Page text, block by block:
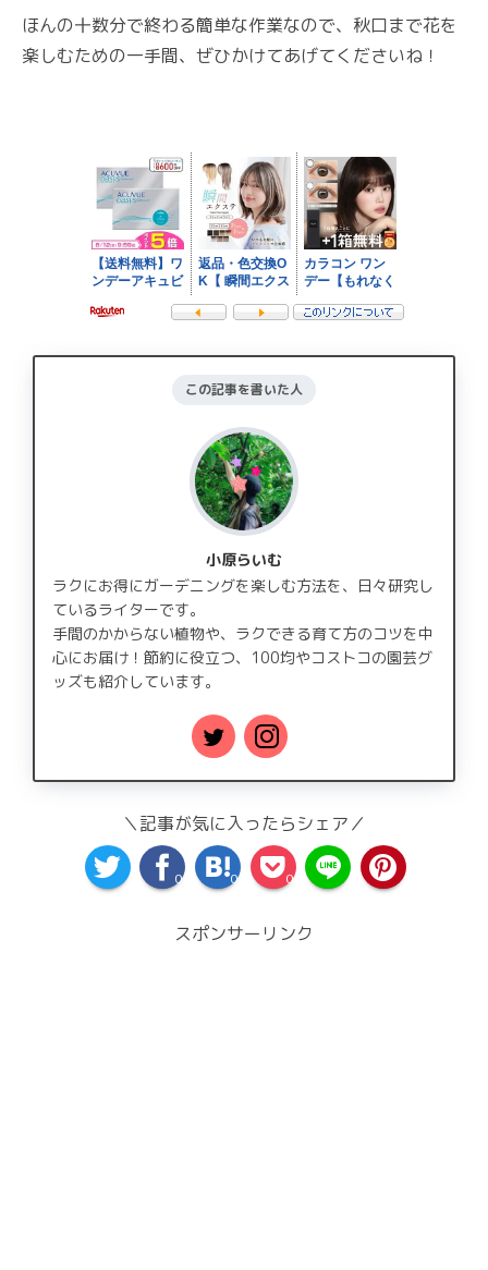
ほんの十数分で終わる簡単な作業なので、秋口まで花を
楽しむための一手間、ぜひかけてあげてくださいね！
この記事を書いた人
小原らいむ
ラクにお得にガーデニングを楽しむ方法を、日々研究し
ているライターです。
手間のかからない植物や、ラクできる育て方のコツを中
心にお届け！節約に役立つ、100均やコストコの園芸グ
ッズも紹介しています。
＼記事が気に入ったらシェア／
0 0 0
スポンサーリンク